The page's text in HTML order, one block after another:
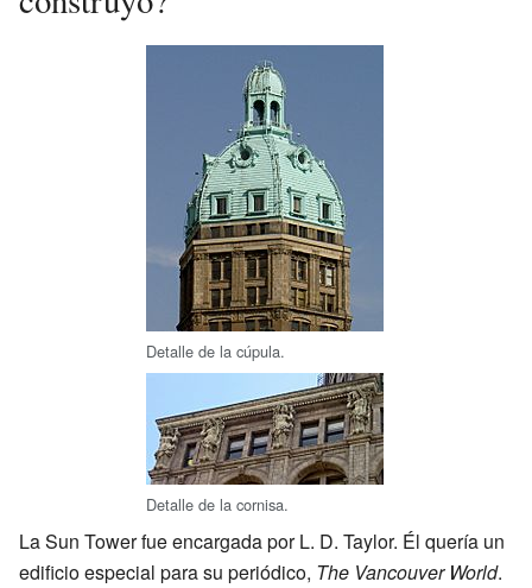
Detalle de la cúpula.
Detalle de la cornisa.
La Sun Tower fue encargada por L. D. Taylor. Él quería un
edificio especial para su periódico, The Vancouver World.